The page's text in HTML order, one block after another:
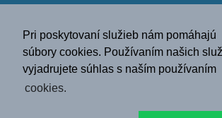
Pri poskytovaní služieb nám pomáhajú
súbory cookies. Používaním našich
vyjadrujete súhlas s naším používaním
cookies.
Ochrana osobných údajov
SK EN DE
PL